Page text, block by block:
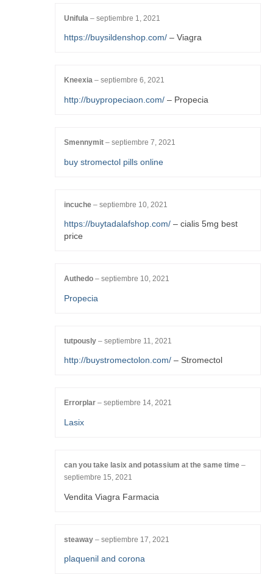
Unifula – septiembre 1, 2021
https://buysildenshop.com/ – Viagra
Kneexia – septiembre 6, 2021
http://buypropeciaon.com/ – Propecia
Smennymit – septiembre 7, 2021
buy stromectol pills online
incuche – septiembre 10, 2021
https://buytadalafshop.com/ – cialis 5mg best
price
Authedo – septiembre 10, 2021
Propecia
tutpously – septiembre 11, 2021
http://buystromectolon.com/ – Stromectol
Errorplar – septiembre 14, 2021
Lasix
can you take lasix and potassium at the same time –
septiembre 15, 2021
Vendita Viagra Farmacia
steaway – septiembre 17, 2021
plaquenil and corona